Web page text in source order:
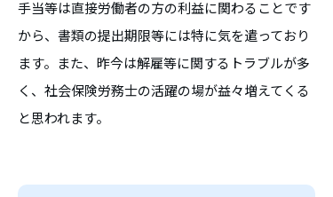
手当等は直接労働者の方の利益に関わることです
から、書類の提出期限等には特に気を遣っており
ます。また、昨今は解雇等に関するトラブルが多
く、社会保険労務士の活躍の場が益々増えてくる
と思われます。